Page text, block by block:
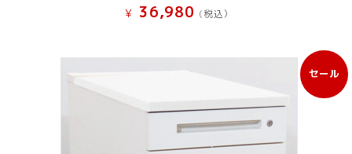
¥ 36,980 (税込）
セール
販
売